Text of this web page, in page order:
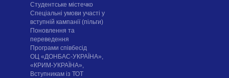
Cтудентське містечко
Спеціальні умови участі у
вступній кампанії (пільги)
Поновлення та
переведення
Програми співбесід
ОЦ «ДОНБАС-УКРАЇНА»,
«КРИМ-УКРАЇНА»,
Вступникам із ТОТ